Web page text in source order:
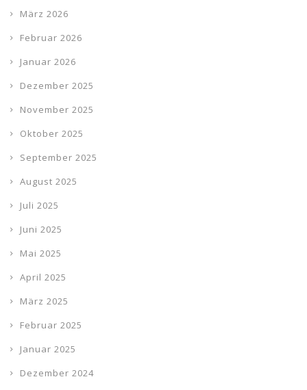
März 2026
Februar 2026
Januar 2026
Dezember 2025
November 2025
Oktober 2025
September 2025
August 2025
Juli 2025
Juni 2025
Mai 2025
April 2025
März 2025
Februar 2025
Januar 2025
Dezember 2024